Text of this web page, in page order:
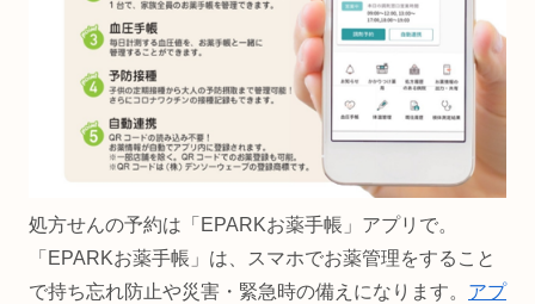
処方せんの予約は「EPARKお薬手帳」アプリで。
「EPARKお薬手帳」は、スマホでお薬管理をすること
で持ち忘れ防止や災害・緊急時の備えになります。 アプ